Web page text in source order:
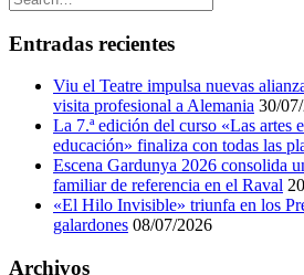
Entradas recientes
Viu el Teatre impulsa nuevas
visita profesional a Alemania 30/
La 7.ª edición del curso «Las artes
educación» finaliza con todas las
Escena Gardunya 2026 consolida
familiar de referencia en el Raval
«El Hilo Invisible» triunfa en los
galardones 08/07/2026
Archivos